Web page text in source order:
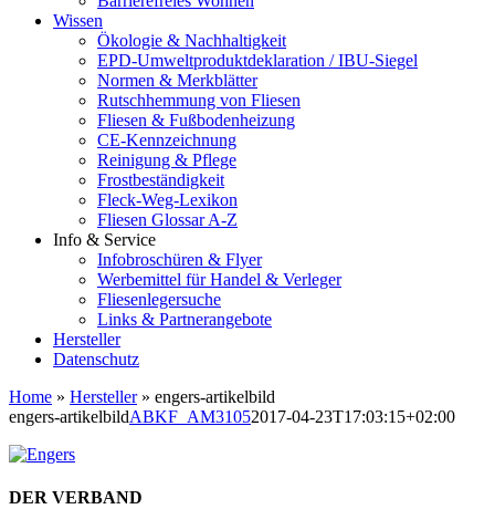
Wissen
Ökologie & Nachhaltigkeit
EPD-Umweltproduktdeklaration / IBU-Siegel
Normen & Merkblätter
Rutschhemmung von Fliesen
Fliesen & Fußbodenheizung
CE-Kennzeichnung
Reinigung & Pflege
Frostbeständigkeit
Fleck-Weg-Lexikon
Fliesen Glossar A-Z
Info & Service
Infobroschüren & Flyer
Werbemittel für Handel & Verleger
Fliesenlegersuche
Links & Partnerangebote
Hersteller
Datenschutz
Home » Hersteller» engers-artikelbild
engers-artikelbildABKF_AM31052017-04-23T17:03:15+02:00
DER VERBAND